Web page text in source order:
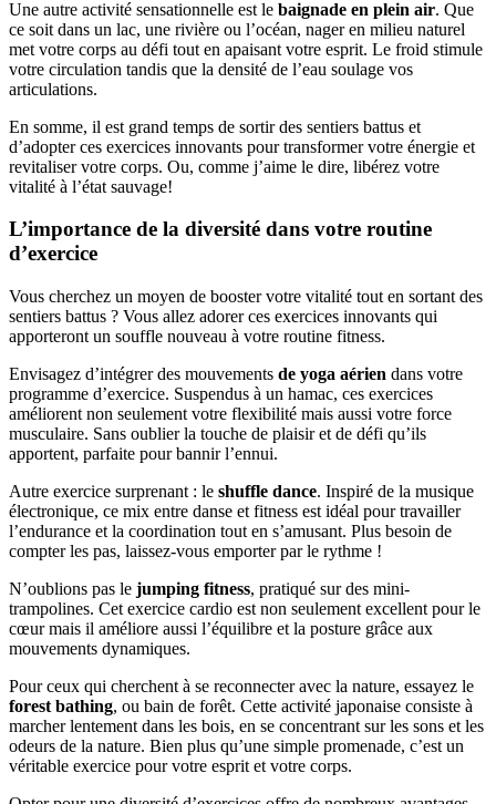
Une autre activité sensationnelle est le baignade en plein air. Que
ce soit dans un lac, une rivière ou l’océan, nager en milieu naturel
met votre corps au défi tout en apaisant votre esprit. Le froid stimule
votre circulation tandis que la densité de l’eau soulage vos
articulations.
En somme, il est grand temps de sortir des sentiers battus et
d’adopter ces exercices innovants pour transformer votre énergie et
revitaliser votre corps. Ou, comme j’aime le dire, libérez votre
vitalité à l’état sauvage!
L’importance de la diversité dans votre routine
d’exercice
Vous cherchez un moyen de booster votre vitalité tout en sortant des
sentiers battus ? Vous allez adorer ces exercices innovants qui
apporteront un souffle nouveau à votre routine fitness.
Envisagez d’intégrer des mouvements de yoga aérien dans votre
programme d’exercice. Suspendus à un hamac, ces exercices
améliorent non seulement votre flexibilité mais aussi votre force
musculaire. Sans oublier la touche de plaisir et de défi qu’ils
apportent, parfaite pour bannir l’ennui.
Autre exercice surprenant : le shuffle dance. Inspiré de la musique
électronique, ce mix entre danse et fitness est idéal pour travailler
l’endurance et la coordination tout en s’amusant. Plus besoin de
compter les pas, laissez-vous emporter par le rythme !
N’oublions pas le jumping fitness, pratiqué sur des mini-
trampolines. Cet exercice cardio est non seulement excellent pour le
cœur mais il améliore aussi l’équilibre et la posture grâce aux
mouvements dynamiques.
Pour ceux qui cherchent à se reconnecter avec la nature, essayez le
forest bathing, ou bain de forêt. Cette activité japonaise consiste à
marcher lentement dans les bois, en se concentrant sur les sons et les
odeurs de la nature. Bien plus qu’une simple promenade, c’est un
véritable exercice pour votre esprit et votre corps.